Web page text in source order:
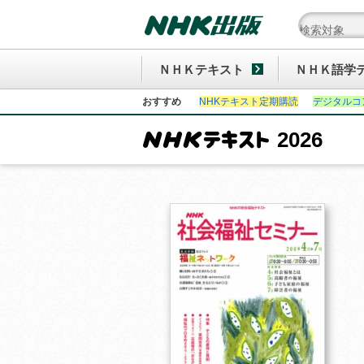
ＮＨＫテキスト ＮＨＫ語学
おすすめ NHKテキスト定期購読 デジタル
2026